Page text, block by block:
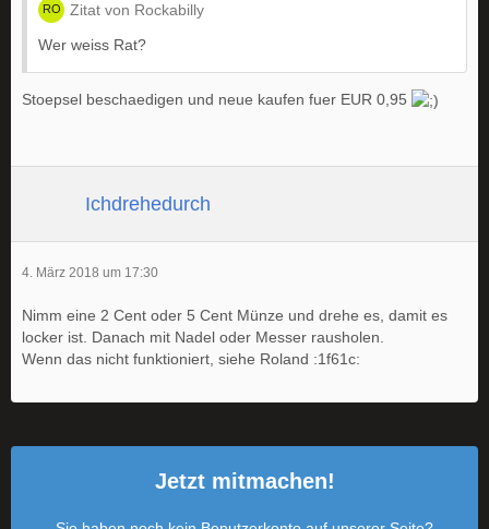
Zitat von Rockabilly
Wer weiss Rat?
Stoepsel beschaedigen und neue kaufen fuer EUR 0,95
Ichdrehedurch
4. März 2018 um 17:30
Nimm eine 2 Cent oder 5 Cent Münze und drehe es, damit es
locker ist. Danach mit Nadel oder Messer rausholen.
Wenn das nicht funktioniert, siehe Roland :1f61c:
Jetzt mitmachen!